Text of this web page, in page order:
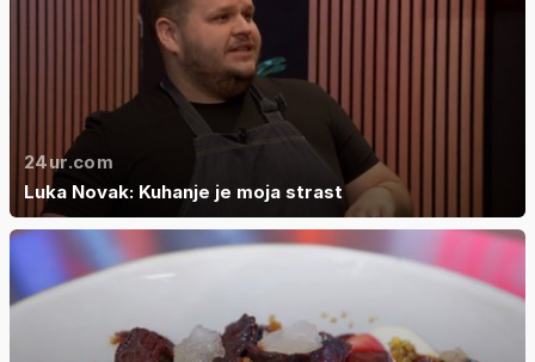
24ur.com
Luka Novak: Kuhanje je moja strast